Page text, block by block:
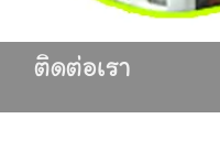
ติดต่อเรา